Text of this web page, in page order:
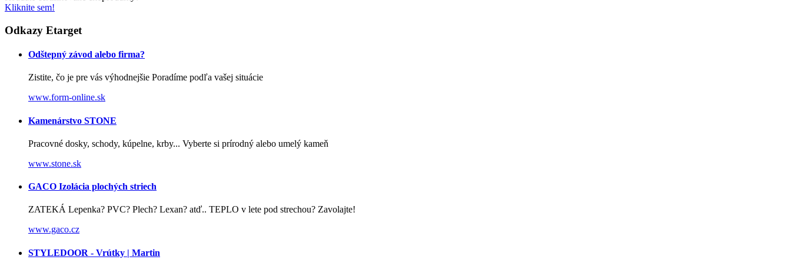
Kliknite sem!
Odkazy Etarget
Odštepný závod alebo firma?
Zistite, čo je pre vás výhodnejšie Poradíme podľa vašej situácie
www.form-online.sk
Kamenárstvo STONE
Pracovné dosky, schody, kúpelne, krby... Vyberte si prírodný alebo umelý kameň
www.stone.sk
GACO Izolácia plochých striech
ZATEKÁ Lepenka? PVC? Plech? Lexan? atď.. TEPLO v lete pod strechou? Zavolajte!
www.gaco.cz
STYLEDOOR - Vrútky | Martin